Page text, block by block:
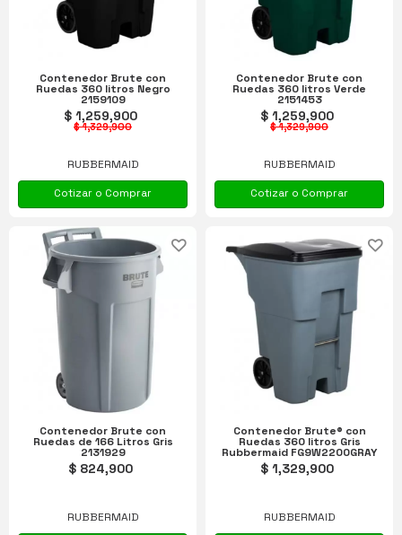
Contenedor Brute con
Ruedas 360 litros Negro
2159109
$ 1,259,900
$ 1,329,900
RUBBERMAID
Cotizar o Comprar
Contenedor Brute con
Ruedas 360 litros Verde
2151453
$ 1,259,900
$ 1,329,900
RUBBERMAID
Cotizar o Comprar
Contenedor Brute con
Ruedas de 166 Litros Gris
2131929
$ 824,900
RUBBERMAID
Contenedor Brute® con
Ruedas 360 litros Gris
Rubbermaid FG9W2200GRAY
$ 1,329,900
RUBBERMAID